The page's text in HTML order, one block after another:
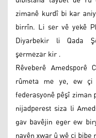
zimanê kurdî bi kar
birrîn. Li ser vê yekê
Diyarbekir li Qada
şermezar kir .
Rêveberê Amedsporê
rûmeta me ye, ew
federasyonê pêşî
nijadperest siza li
gav bavêjin eger ew